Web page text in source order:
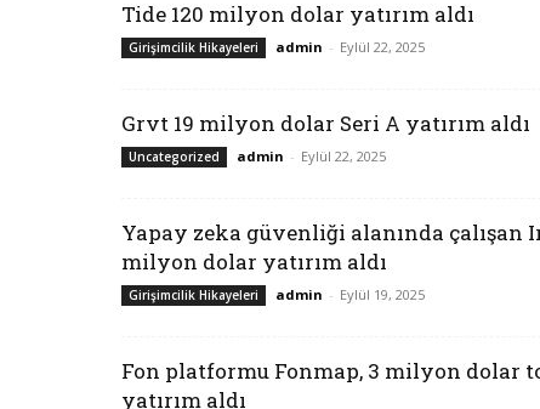
Tide 120 milyon dolar yatırım aldı
Girişimcilik Hikayeleri admin - Eylül 22, 2025
Grvt 19 milyon dolar Seri A yatırım aldı
Uncategorized admin - Eylül 22, 2025
Yapay zeka güvenliği alanında çalışan
milyon dolar yatırım aldı
Girişimcilik Hikayeleri admin - Eylül 19, 2025
Fon platformu Fonmap, 3 milyon dolar
yatırım aldı